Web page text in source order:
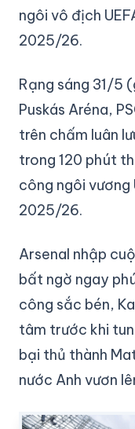
ngôi vô địch
2025/26.
Rạng sáng 31/5
Puskás Aréna,
trên chấm luân
trong 120 phút
công ngôi vương
2025/26.
Arsenal nhập
bất ngờ ngay
công sắc bén,
tâm trước khi
bại thủ thành
nước Anh vươn